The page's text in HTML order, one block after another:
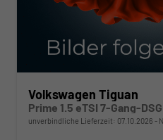
Volkswagen Tiguan
Prime 1.5 eTSI 7-Gang-DSG
unverbindliche Lieferzeit: 07.10.2026